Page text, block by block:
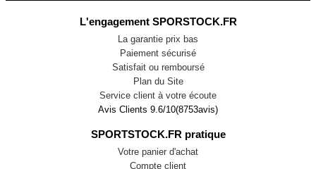
L'engagement SPORSTOCK.FR
La garantie prix bas
Paiement sécurisé
Satisfait ou remboursé
Plan du Site
Service client à votre écoute
Avis Clients 9.6/10(8753avis)
SPORTSTOCK.FR pratique
Votre panier d'achat
Compte client